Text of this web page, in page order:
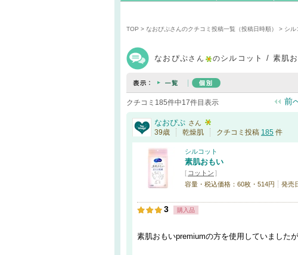
TOP > なおぴぷさんのクチコミ投稿一覧（投稿日時順） > シル
なおぴぷさん のシルコット / 素肌
クチコミ185件中17件目表示 前
なおぴぷ さん
39歳 乾燥肌 クチコミ投稿 185 件
シルコット
素肌おもい
[ コットン ]
容量・税込価格：60枚・514円
発売
3 購入品
素肌おもいpremiumの方を使用していました